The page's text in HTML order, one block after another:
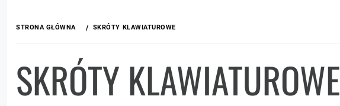
STRONA GŁÓWNA SKRÓTY KLAWIATUROWE
SKRÓTY KLAWIATUROWE